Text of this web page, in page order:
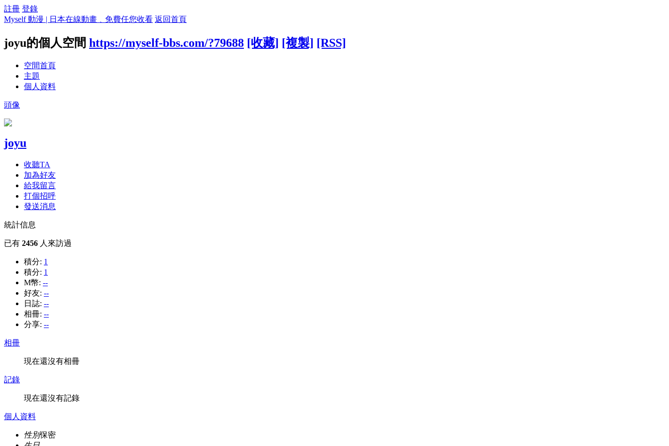
註冊 登錄
Myself 動漫 | 日本在線動畫﹑免費任您收看 返回首頁
joyu的個人空間 https://myself-bbs.com/?79688 [收藏] [複製] [RSS]
空間首頁
主題
個人資料
頭像
joyu
收聽TA
加為好友
給我留言
打個招呼
發送消息
統計信息
已有 2456 人來訪過
積分: 1
積分: 1
M幣: --
好友: --
日誌: --
相冊: --
分享: --
相冊
現在還沒有相冊
記錄
現在還沒有記錄
個人資料
性別保密